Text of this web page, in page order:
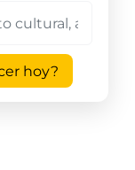
hoy?